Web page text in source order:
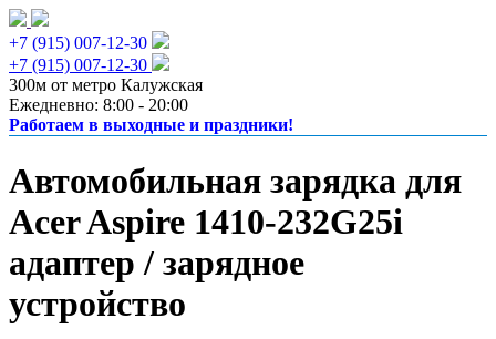
+7 (915) 007-12-30
+7 (915) 007-12-30
300м от метро Калужская
Ежедневно: 8:00 - 20:00
Работаем в выходные и праздники!
Автомобильная зарядка для
Acer Aspire 1410-232G25i
адаптер / зарядное
устройство